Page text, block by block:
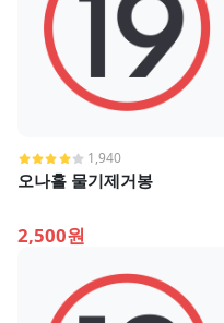
1,940
오나홀 물기제거봉
2,500원